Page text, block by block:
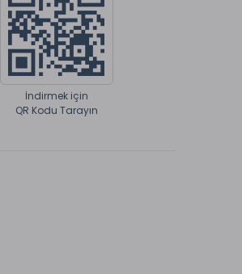
İndirmek için
QR Kodu Tarayın